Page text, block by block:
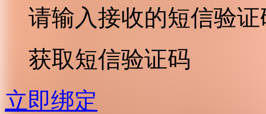
请输入接收的短信验证
获取短信验证码
立即绑定